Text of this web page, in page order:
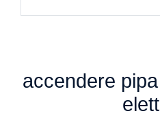
accendere